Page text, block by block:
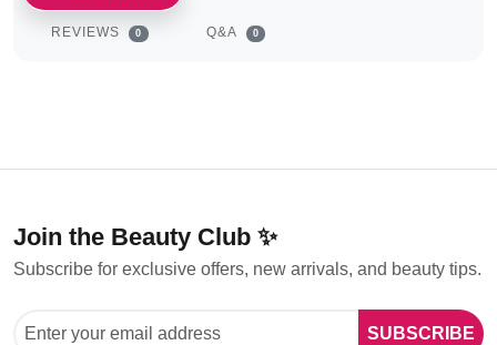
REVIEWS 0 Q&A 0
Join the Beauty Club ✨
Subscribe for exclusive offers, new arrivals, and beauty tips.
SUBSCRIBE